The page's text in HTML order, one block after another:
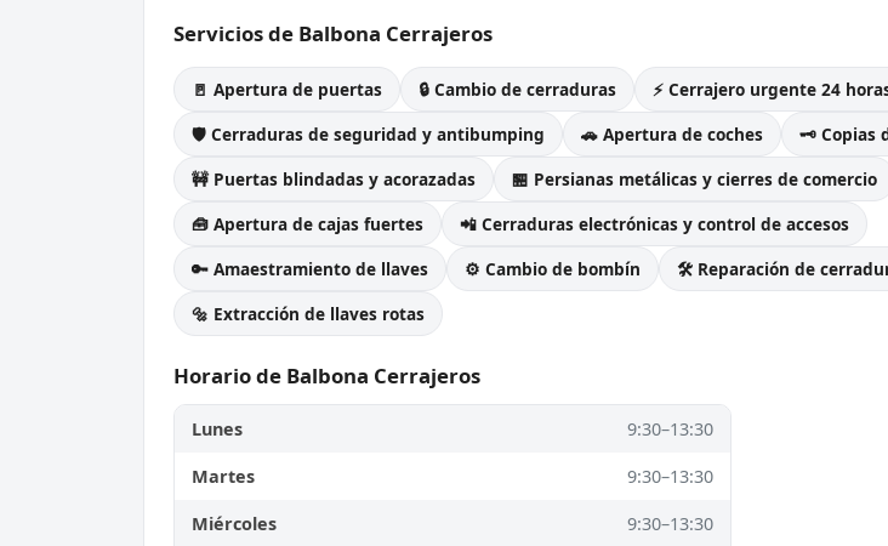
Servicios de Balbona Cerrajeros
🚪 Apertura de puertas 🔒 Cambio de cerraduras
⚡ Cerrajero urgente 24
🛡️ Cerraduras de seguridad y antibumping
🚗 Apertura de coches
🗝️ Copias
🚧 Puertas blindadas y acorazadas
🏪 Persianas metálicas y cierres de comercio
🧰 Apertura de cajas fuertes
📲 Cerraduras electrónicas y control de accesos
🔑 Amaestramiento de llaves
⚙️ Cambio de bombín
🛠️ Reparación de
🔩 Extracción de llaves rotas
Horario de Balbona Cerrajeros
Lunes 9:30–13:30
Martes 9:30–13:30
Miércoles 9:30–13:30